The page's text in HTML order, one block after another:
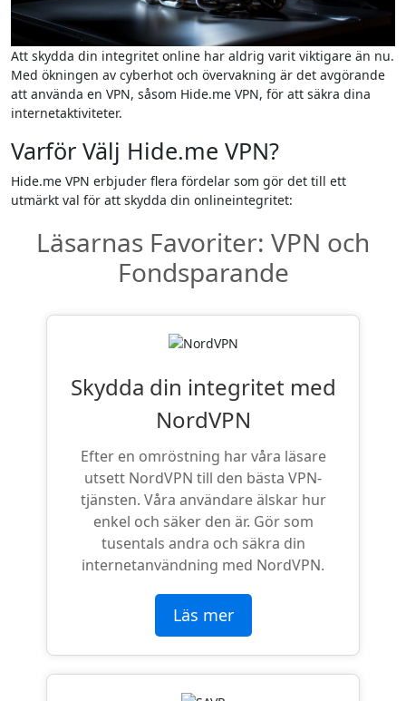
Att skydda din integritet online har aldrig varit viktigare än nu.
Med ökningen av cyberhot och övervakning är det avgörande
att använda en VPN, såsom Hide.me VPN, för att säkra dina
internetaktiviteter.
Varför Välj Hide.me VPN?
Hide.me VPN erbjuder flera fördelar som gör det till ett
utmärkt val för att skydda din onlineintegritet:
Läsarnas Favoriter: VPN och
Fondsparande
Skydda din integritet med
NordVPN
Efter en omröstning har våra läsare
utsett NordVPN till den bästa VPN-
tjänsten. Våra användare älskar hur
enkel och säker den är. Gör som
tusentals andra och säkra din
internetanvändning med NordVPN.
Läs mer